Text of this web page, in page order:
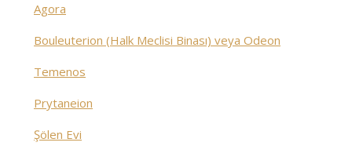
Agora
Bouleuterion (Halk Meclisi Binası) veya Odeon
Temenos
Prytaneion
Şölen Evi